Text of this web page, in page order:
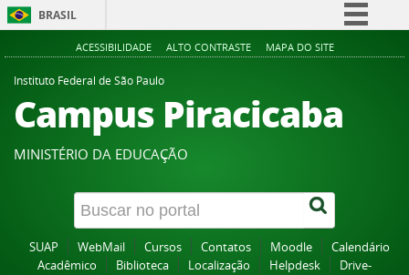
BRASIL
Simplifique!
Participe
Acesso à informação
Canais
ACESSIBILIDADE ALTO CONTRASTE MAPA DO SITE
Instituto Federal de São Paulo
Campus Piracicaba
MINISTÉRIO DA EDUCAÇÃO
SUAP WebMail Cursos Contatos Moodle
Calendário
Acadêmico
Biblioteca Localização Helpdesk
Drive-